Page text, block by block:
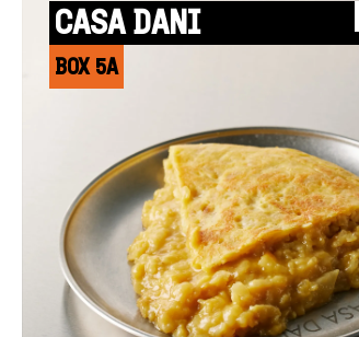
CASA DANI
BOX 5A
+INFO